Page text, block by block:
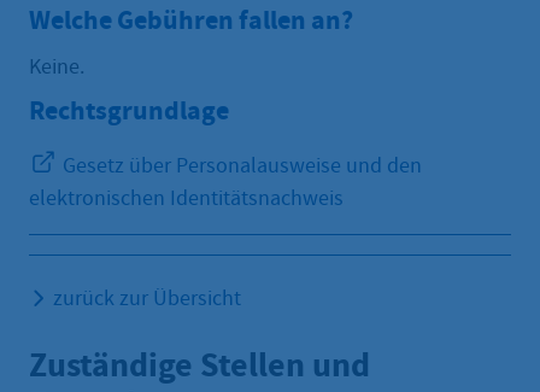
Welche Gebühren fallen an?
Keine.
Rechtsgrundlage
Gesetz über Personalausweise und den
elektronischen Identitätsnachweis
zurück zur Übersicht
Zuständige Stellen und